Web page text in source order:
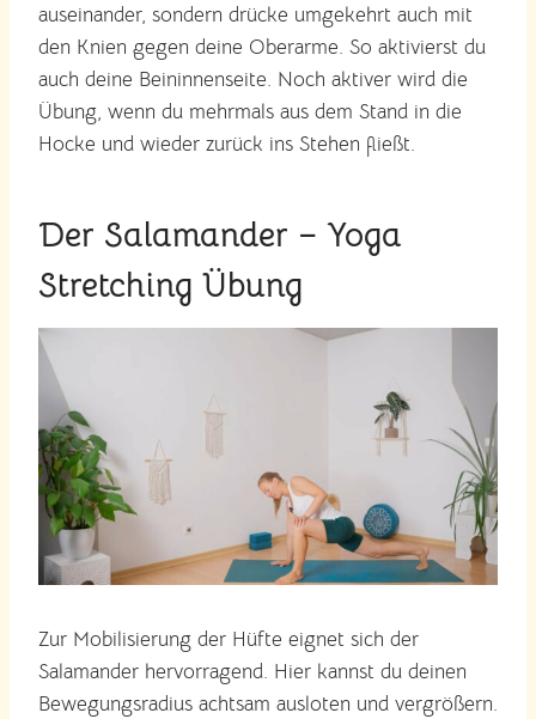
auseinander, sondern drücke umgekehrt auch mit
den Knien gegen deine Oberarme. So aktivierst du
auch deine Beininnenseite. Noch aktiver wird die
Übung, wenn du mehrmals aus dem Stand in die
Hocke und wieder zurück ins Stehen fließt.
Der Salamander – Yoga
Stretching Übung
Zur Mobilisierung der Hüfte eignet sich der
Salamander hervorragend. Hier kannst du deinen
Bewegungsradius achtsam ausloten und vergrößern.